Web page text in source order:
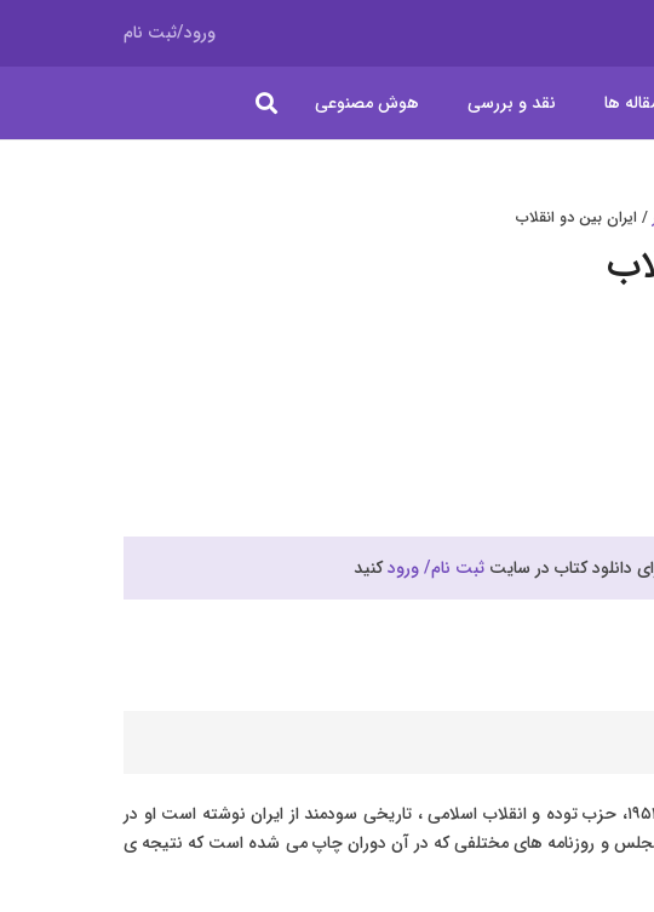
ورود/ثبت نام
ها نقد و بررسی هوش مصنوعی
/ ایران بین دو انقلاب
دانلود کتاب در سایتثبت نام/ ورودکنید
در کتاب ایران بین دو انقلاب اثر پروفسور یرواند آبراهامیان، او با تاکید بر انقلاب مشروطه ، سیاست های سال های ۱۹۴۱ تا ۱۹۵۳، حزب توده و انقلاب اسلامی ، تاریخی سودمند از ایران نوشته است او در
و روزنامه های مختلفی که در آن دوران چاپ می شده است که نتیجه ی